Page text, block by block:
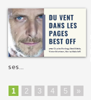
ses...
1 2 3 4 5 »